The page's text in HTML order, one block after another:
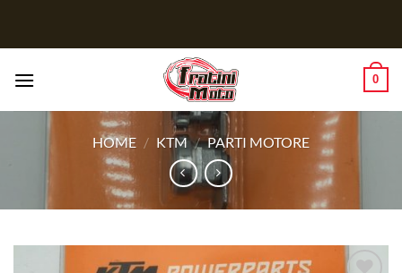
0
HOME / KTM / PARTI MOTORE